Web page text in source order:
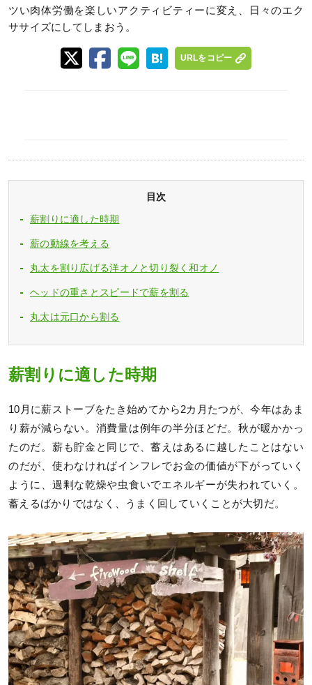
ツい肉体労働を楽しいアクティビティーに変え、日々のエク
ササイズにしてしまおう。
URLをコピー
目次
薪割りに適した時期
薪の動線を考える
丸太を割り広げる洋オノと切り裂く和オノ
ヘッドの重さとスピードで薪を割る
丸太は元口から割る
薪割りに適した時期
10月に薪ストーブをたき始めてから2カ月たつが、今年はあま
り薪が減らない。消費量は例年の半分ほどだ。秋が暖かかっ
たのだ。薪も貯金と同じで、蓄えはあるに越したことはない
のだが、使わなければインフレでお金の価値が下がっていく
ように、過剰な乾燥や虫食いでエネルギーが失われていく。
蓄えるばかりではなく、うまく回していくことが大切だ。